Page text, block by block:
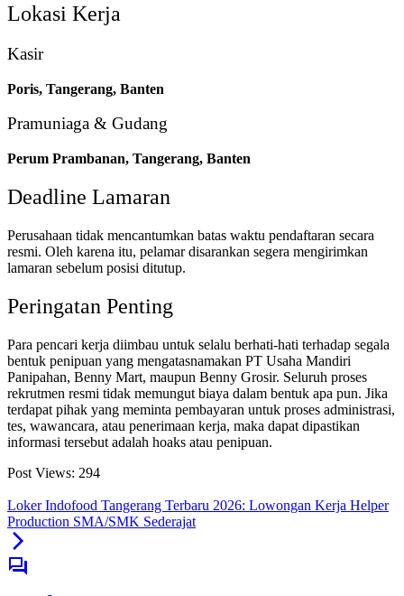
Lokasi Kerja
Kasir
Poris, Tangerang, Banten
Pramuniaga & Gudang
Perum Prambanan, Tangerang, Banten
Deadline Lamaran
Perusahaan tidak mencantumkan batas waktu pendaftaran secara
resmi. Oleh karena itu, pelamar disarankan segera mengirimkan
lamaran sebelum posisi ditutup.
Peringatan Penting
Para pencari kerja diimbau untuk selalu berhati-hati terhadap segala
bentuk penipuan yang mengatasnamakan PT Usaha Mandiri
Panipahan, Benny Mart, maupun Benny Grosir. Seluruh proses
rekrutmen resmi tidak memungut biaya dalam bentuk apa pun. Jika
terdapat pihak yang meminta pembayaran untuk proses administrasi,
tes, wawancara, atau penerimaan kerja, maka dapat dipastikan
informasi tersebut adalah hoaks atau penipuan.
Post Views: 294
Loker Indofood Tangerang Terbaru 2026: Lowongan Kerja Helper
Production SMA/SMK Sederajat